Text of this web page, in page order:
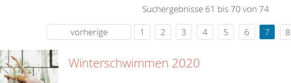
rund um die Uhr
Suchergebnisse 61 bis 70 von 74
vorherige
1 2 3 4 5 6 7 8
Winterschwimmen 2020